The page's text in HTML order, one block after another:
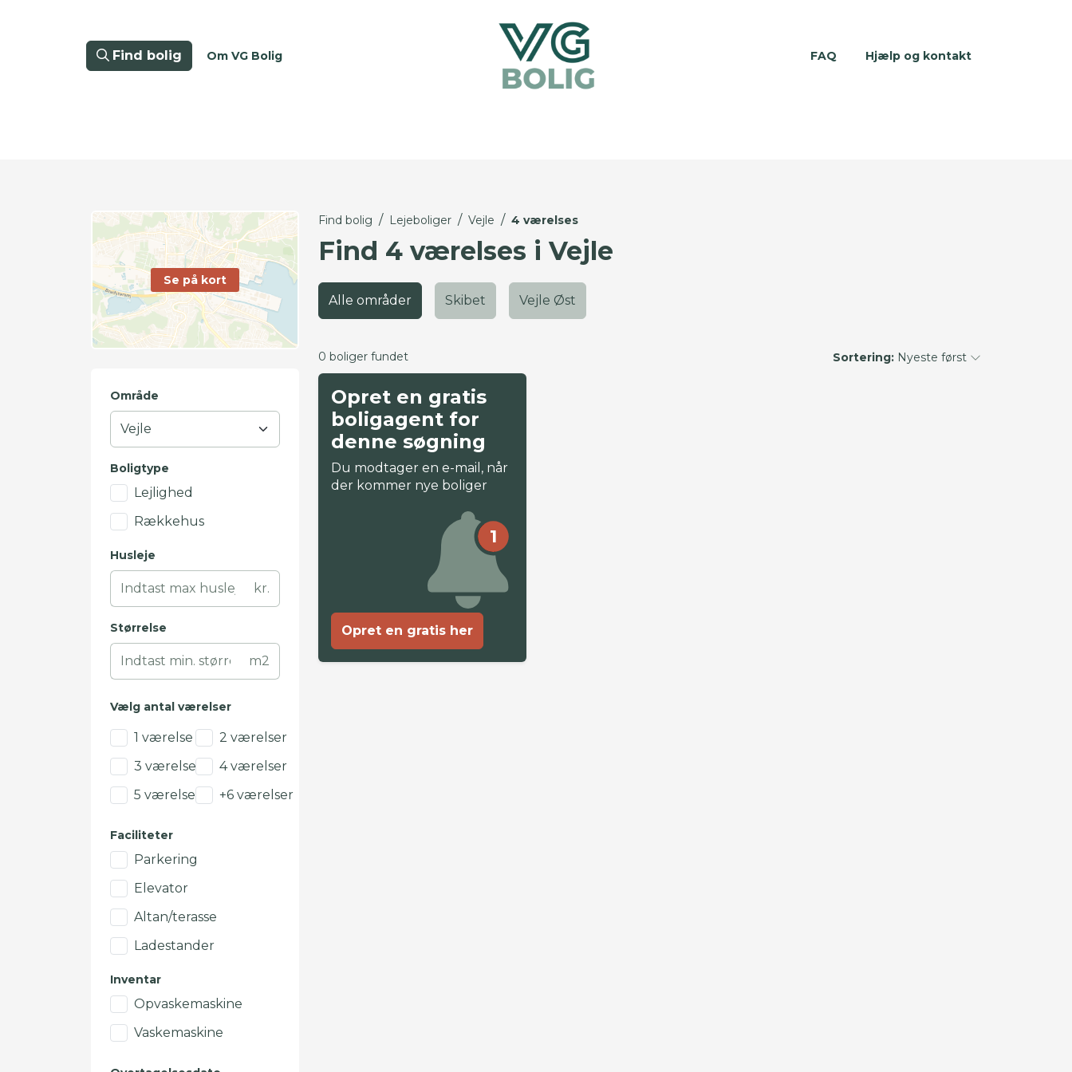
Find bolig Om VG Bolig FAQ Hjælp og kontakt
Se på kort
Område
Boligtype
Lejlighed
Rækkehus
Husleje
kr.
Størrelse
m2
Vælg antal værelser
1 værelse
2 værelser
3 værelser
4 værelser
5 værelser
+6 værelser
Faciliteter
Parkering
Elevator
Altan/terasse
Ladestander
Inventar
Opvaskemaskine
Vaskemaskine
Find bolig / Lejeboliger / Vejle / 4 værelses
Find 4 værelses i Vejle
Alle områder Skibet Vejle Øst
0 boliger fundet Sortering: Nyeste først
Opret en gratis
boligagent for
denne søgning
Du modtager en e-mail, når
der kommer nye boliger
1
Opret en gratis her